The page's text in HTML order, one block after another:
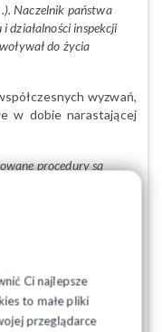
Ci najlepsze
to małe pliki
przeglądarce
Naczelnik państwa
działalności inspekcji
do życia
wyzwań,
w dobie narastającej
procedury są
Pracy
było złożenie
dbają o standardy
pracy. Podczas